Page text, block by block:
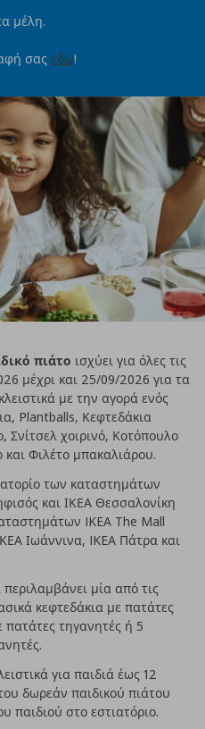
μέλη.
σας εδώ!
πιάτο ισχύει για όλες τις
μέχρι και 25/09/2026 για τα
με την αγορά ενός
Plantballs, Κεφτεδάκια
χοιρινό, Κοτόπουλο
Φιλέτο μπακαλιάρου.
των καταστημάτων
και ΙΚΕΑ Θεσσαλονίκη
IKEA The Mall
Ιωάννινα, IKEA Πάτρα και
μία από τις
κεφτεδάκια με πατάτες
τηγανητές ή 5
για παιδιά έως 12
δωρεάν παιδικού πιάτου
παιδιού στο εστιατόριο.